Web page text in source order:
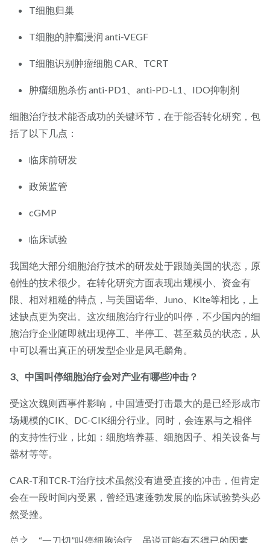
T细胞归巢
T细胞的肿瘤浸润 anti-VEGF
T细胞识别肿瘤细胞 CAR、TCRT
肿瘤细胞杀伤 anti-PD1、anti-PD-L1、IDO抑制剂
细胞治疗技术能否成功的关键环节，在于能否转化研究，包
括了以下几点：
临床前研发
政策监管
cGMP
临床试验
我国绝大部分细胞治疗技术的研发处于跟随美国的状态，原
创性的技术很少。在转化研究方面表现出规模小、资金有
限、相对粗糙的特点，与美国诺华、Juno、Kite等相比，上
述缺点更为突出。这次细胞治疗行业的叫停，不少国内的细
胞治疗企业随即就出现停工、半停工、甚至裁员的状态，从
中可以看出真正的研发型企业是凤毛麟角。
3、中国叫停细胞治疗会对产业有哪些冲击？
受这次魏则西事件影响，中国遭受打击最大的是已经形成市
场规模的CIK、DC-CIK细分行业。同时，会连累与之相伴
的支持性行业，比如：细胞培养基、细胞因子、相关设备与
器材等等。
CAR-T和TCR-T治疗技术虽然没有遭受直接的冲击，但肯定
会在一段时间内受累，曾经迅速蓬勃发展的临床试验势头必
然受挫。
总之，“一刀切”叫停细胞治疗，虽说可能有不得已的因素，